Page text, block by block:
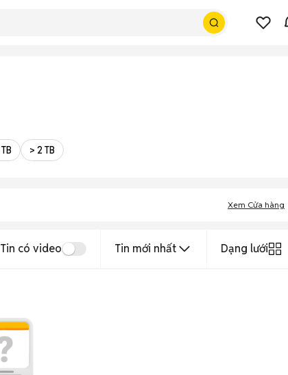
> 2 TB
Xem Cửa hàng
Tin có video Tin mới nhất Dạng lưới